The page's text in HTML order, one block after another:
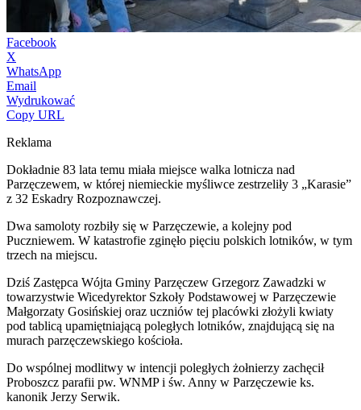
Facebook
X
WhatsApp
Email
Wydrukować
Copy URL
Reklama
Dokładnie 83 lata temu miała miejsce walka lotnicza nad
Parzęczewem, w której niemieckie myśliwce zestrzeliły 3 „Karasie”
z 32 Eskadry Rozpoznawczej.
Dwa samoloty rozbiły się w Parzęczewie, a kolejny pod
Puczniewem. W katastrofie zginęło pięciu polskich lotników, w tym
trzech na miejscu.
Dziś Zastępca Wójta Gminy Parzęczew Grzegorz Zawadzki w
towarzystwie Wicedyrektor Szkoły Podstawowej w Parzęczewie
Małgorzaty Gosińskiej oraz uczniów tej placówki złożyli kwiaty
pod tablicą upamiętniającą poległych lotników, znajdującą się na
murach parzęczewskiego kościoła.
Do wspólnej modlitwy w intencji poległych żołnierzy zachęcił
Proboszcz parafii pw. WNMP i św. Anny w Parzęczewie ks.
kanonik Jerzy Serwik.